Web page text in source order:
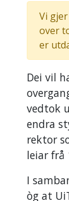
Vi
over
er
Dei vil
vedtok
endra
rektor
leiar frå
I
òg at